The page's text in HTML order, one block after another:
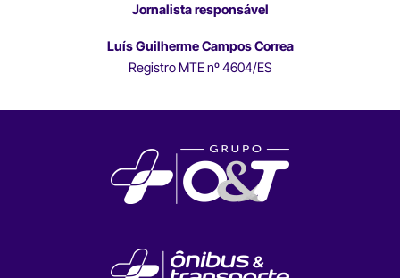
Jornalista responsável
Luís Guilherme Campos Correa
Registro MTE nº 4604/ES